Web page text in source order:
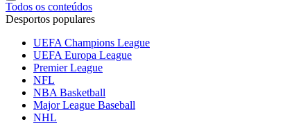
Todos os conteúdos
Desportos populares
UEFA Champions League
UEFA Europa League
Premier League
NFL
NBA Basketball
Major League Baseball
NHL